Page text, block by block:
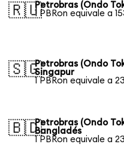
🇷🇺Petrobras (Ondo
1 PBRon equivale a
🇸🇬Petrobras (Ondo
Singapur
1 PBRon equivale a
🇧🇩Petrobras (Ondo
Bangladés
1 PBRon equivale a